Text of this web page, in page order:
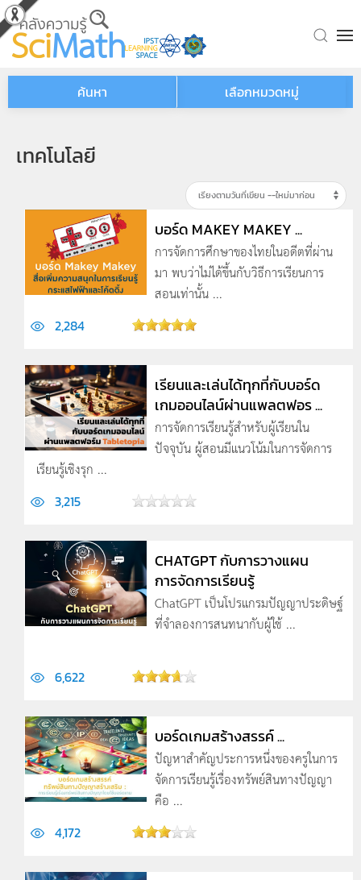
Skip to main content
ค้นหา เลือกหมวดหมู่
เทคโนโลยี
บอร์ด MAKEY MAKEY ...
การจัดการศึกษาของไทยในอดีตที่ผ่าน
มา พบว่าไม่ได้ขึ้นกับวิธีการเรียนการ
สอนเท่านั้น ...
2,284
เรียนและเล่นได้ทุกที่กับบอร์ด
เกมออนไลน์ผ่านแพลตฟอร ...
การจัดการเรียนรู้สำหรับผู้เรียนใน
ปัจจุบัน ผู้สอนมีแนวโน้มในการจัดการ
เรียนรู้เชิงรุก ...
3,215
CHATGPT กับการวางแผน
การจัดการเรียนรู้
ChatGPT เป็นโปรแกรมปัญญาประดิษฐ์
ที่จำลองการสนทนากับผู้ใช้ ...
6,622
บอร์ดเกมสร้างสรรค์ ...
ปัญหาสำคัญประการหนึ่งของครูในการ
จัดการเรียนรู้เรื่องทรัพย์สินทางปัญญา
คือ ...
4,172